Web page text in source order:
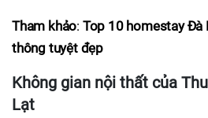
Tham khảo: Top 10 homestay Đà
thông tuyệt đẹp
Không gian nội thất của
Lạt